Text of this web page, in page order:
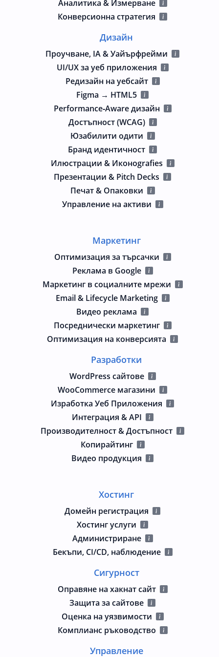
Аналитика & Измерване
Конверсионна стратегия
Дизайн
Проучване, IA & Уайърфрейми
UI/UX за уеб приложения
Редизайн на уебсайт
Figma → HTML5
Performance‑Aware дизайн
Достъпност (WCAG)
Юзабилити одити
Бранд идентичност
Илюстрации & Иконografies
Презентации & Pitch Decks
Печат & Опаковки
Управление на активи
Маркетинг
Оптимизация за търсачки
Реклама в Google
Маркетинг в социалните мрежи
Email & Lifecycle Marketing
Видео реклама
Посреднически маркетинг
Оптимизация на конверсията
Разработки
WordPress сайтове
WooCommerce магазини
Изработка Уеб Приложения
Интеграция & API
Производителност & Достъпност
Копирайтинг
Видео продукция
Хостинг
Домейн регистрация
Хостинг услуги
Администриране
Бекъпи, CI/CD, наблюдение
Сигурност
Оправяне на хакнат сайт
Защита за сайтове
Оценка на уязвимости
Комплианс ръководство
Управление